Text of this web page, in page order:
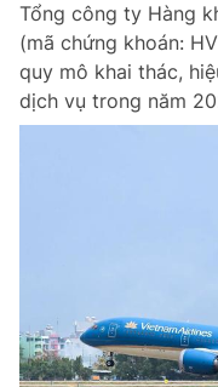
Chuyên mục khác
Chào ngày mới
Sản phẩm khác
Tin đã lưu
Tin đã xem
Tổng công ty Hàng
(mã chứng khoán:
quy mô khai thác,
dịch vụ trong năm